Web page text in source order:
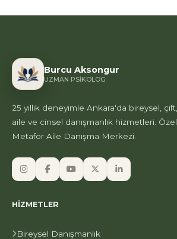
Burcu Aksongur
UZMAN PSIKOLOG
25 yıllık deneyimle Ankara'da bireysel, çift,
aile ve cinsel danışmanlık hizmetleri. Özel
Metafor Aile Danışma Merkezi.
HIZMETLER
Bireysel Danışmanlık